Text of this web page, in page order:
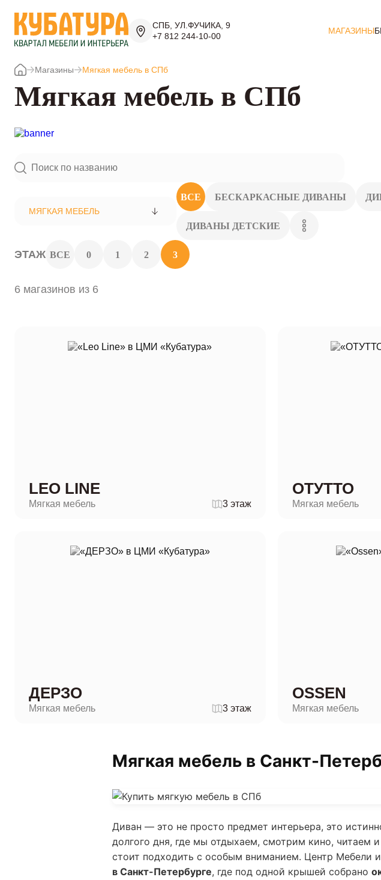
СПБ, УЛ.ФУЧИКА, 9
+7 812 244-10-00
МАГАЗИНЫ
Магазины Мягкая мебель в СПб
Мягкая мебель в СПб
МЯГКАЯ МЕБЕЛЬ
ВСЕ БЕСКАРКАСНЫЕ ДИВАНЫ
ДИВАНЫ ДЕТСКИЕ
ЭТАЖ ВСЕ 0 1 2 3
6 магазинов из 6
LEO LINE
Мягкая мебель 3 этаж
ОТУТТО
Мягкая мебель
ДЕРЗО
Мягкая мебель 3 этаж
OSSEN
Мягкая мебель
Мягкая мебель в Санкт-
Диван — это не просто предмет интерьера, это
долгого дня, где мы отдыхаем, смотрим кино, читаем
стоит подходить с особым вниманием. Центр Мебели
в Санкт-Петербурге, где под одной крышей собрано